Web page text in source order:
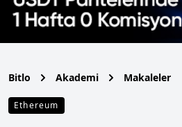
Bitlo Akademi Makaleler
Ethereum